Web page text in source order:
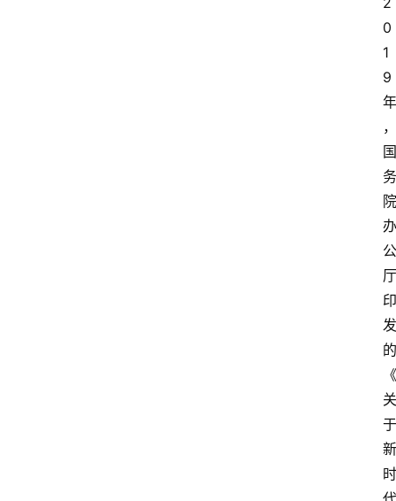
0
1
9
年
，
国
务
院
办
公
厅
印
发
的
《
关
于
新
时